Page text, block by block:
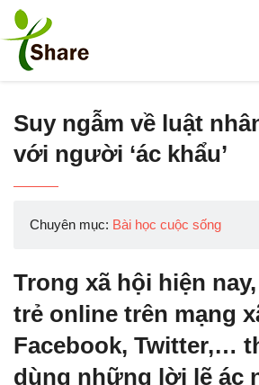
Suy ngẫm về luật
với người ‘ác khẩu’
Chuyên mục: Bài học cuộc sống
Trong xã hội hiện
trẻ online trên mạng
Facebook, Twitter,…
dùng những lời lẽ ác